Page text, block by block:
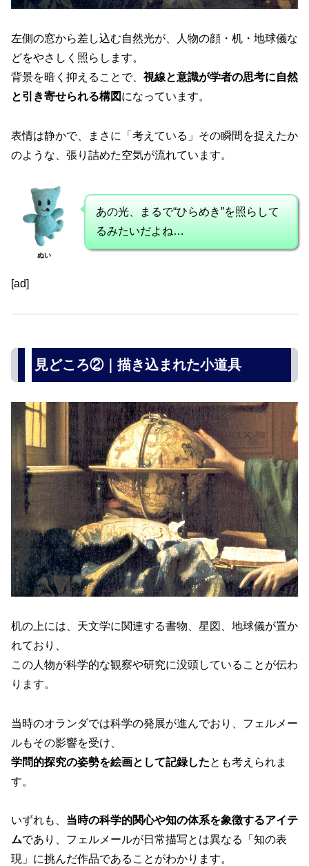
左側の窓から差し込む自然光が、人物の顔・机・地球儀な
どをやさしく照らします。
背景を暗く抑えることで、 視線と意識が学者の思考に自然
と引き寄せられる構図 になっています。
表情は静かで、まさに「考えている」その瞬間を捉えたか
のような、張り詰めた空気が流れています。
ぬい
あの光、まるで“ひらめき”を照らして
るみたいだよね…
[ad]
見どころ②｜描き込まれた小道具
机の上には、天文学に関連する書物、星図、地球儀が置か
れており、
この人物が科学的な観察や研究に没頭していることが伝わ
ります。
当時のオランダでは科学の発展が進んでおり、フェルメー
ルもその影響を受け、
学問的探究の姿勢を絵画として記録したとも考えられま
す。
いずれも、 当時の科学的関心や知の体系を象徴するアイテ
ムであり、フェルメールが日常描写とは異なる「知の表
現」に挑んだ作品であることがわかります。